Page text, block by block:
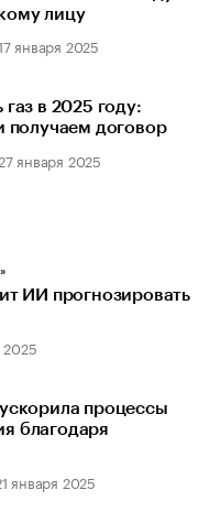
лицу
января 2025
в 2025 году:
получаем договор
января 2025
ИИ прогнозировать
2025
процессы
благодаря
января 2025